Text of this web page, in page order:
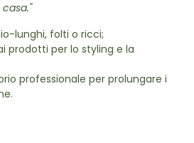
lunghi, folti o ricci;
prodotti per lo styling e la
professionale per prolungare i